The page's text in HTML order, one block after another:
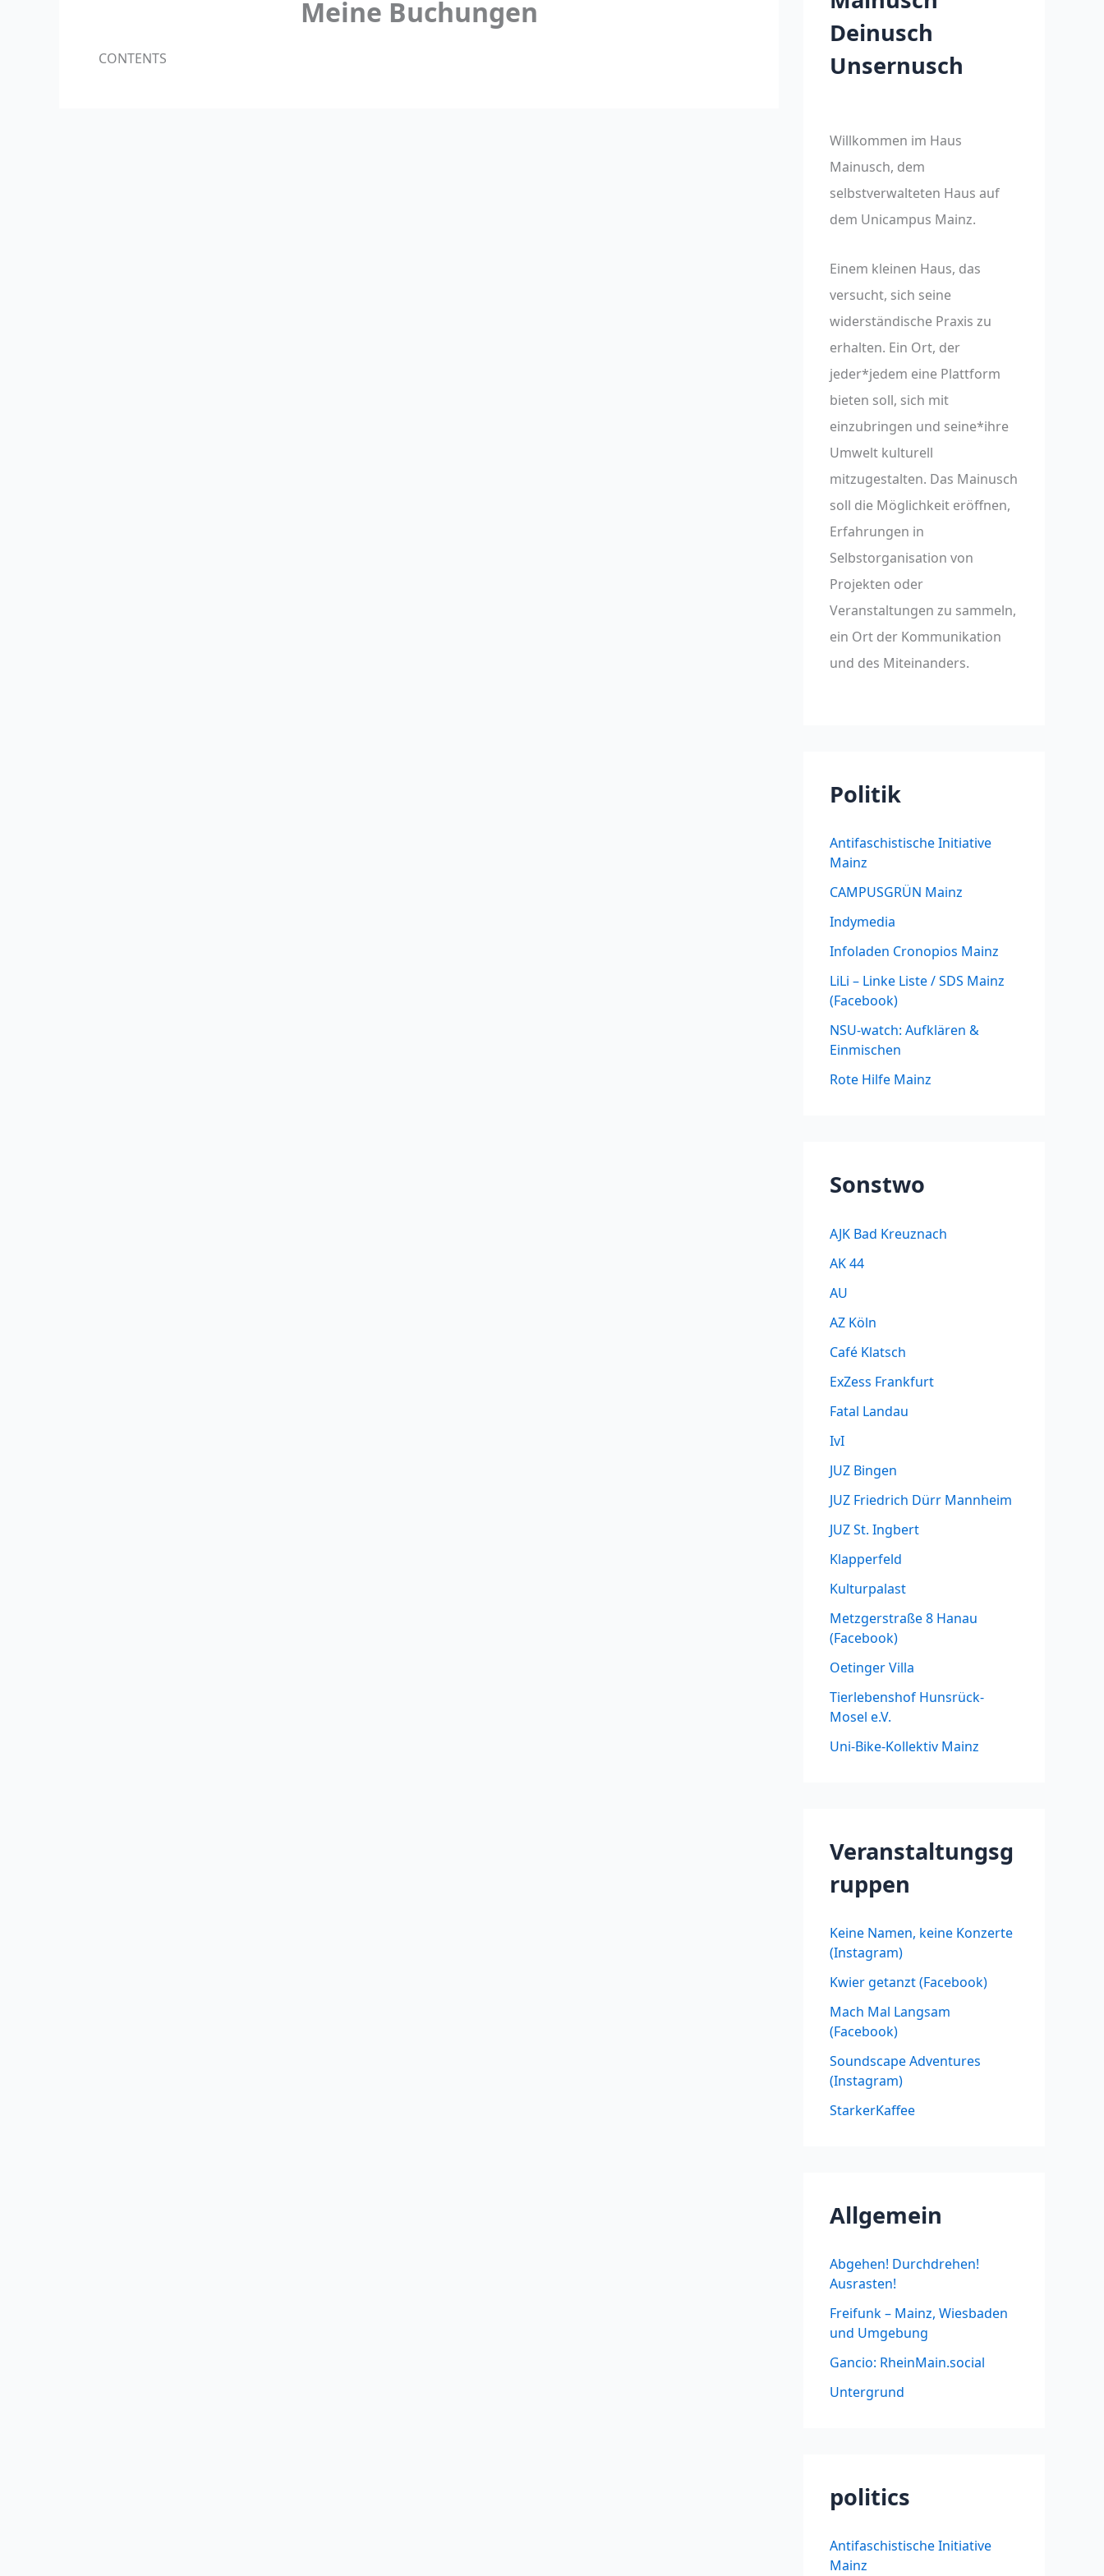
Meine Buchungen
CONTENTS
Deinusch
Unsernusch
Willkommen im Haus
Mainusch, dem
selbstverwalteten Haus auf
dem Unicampus Mainz.
Einem kleinen Haus, das
versucht, sich seine
widerständische Praxis zu
erhalten. Ein Ort, der
jeder*jedem eine Plattform
bieten soll, sich mit
einzubringen und seine*ihre
Umwelt kulturell
mitzugestalten. Das Mainusch
soll die Möglichkeit eröffnen,
Erfahrungen in
Selbstorganisation von
Projekten oder
Veranstaltungen zu sammeln,
ein Ort der Kommunikation
und des Miteinanders.
Politik
Antifaschistische Initiative
Mainz
CAMPUSGRÜN Mainz
Indymedia
Infoladen Cronopios Mainz
LiLi – Linke Liste / SDS Mainz
(Facebook)
NSU-watch: Aufklären &
Einmischen
Rote Hilfe Mainz
Sonstwo
AJK Bad Kreuznach
AK 44
AU
AZ Köln
Café Klatsch
ExZess Frankfurt
Fatal Landau
IvI
JUZ Bingen
JUZ Friedrich Dürr Mannheim
JUZ St. Ingbert
Klapperfeld
Kulturpalast
Metzgerstraße 8 Hanau
(Facebook)
Oetinger Villa
Tierlebenshof Hunsrück-
Mosel e.V.
Uni-Bike-Kollektiv Mainz
Veranstaltungsg
ruppen
Keine Namen, keine Konzerte
(Instagram)
Kwier getanzt (Facebook)
Mach Mal Langsam
(Facebook)
Soundscape Adventures
(Instagram)
StarkerKaffee
Allgemein
Abgehen! Durchdrehen!
Ausrasten!
Freifunk – Mainz, Wiesbaden
und Umgebung
Gancio: RheinMain.social
Untergrund
politics
Antifaschistische Initiative
Mainz